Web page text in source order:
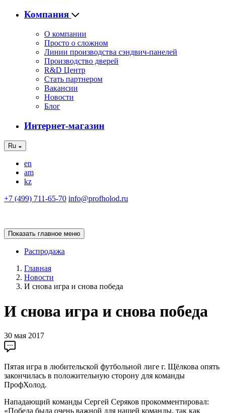
Компания
О компании
Просто о сложном
Линии производства сэндвич-панелей
Производство дверей
R&D Центр
Стать партнером
Вакансии
Новости
Блог
Интернет-магазин
Ru
en
am
kz
+7 (499) 711-65-70 info@profholod.ru
Показать главное меню
Распродажа
Главная
Новости
И снова игра и снова победа
И снова игра и снова победа
30 мая 2017
Пятая игра в любительской футбольной лиге г. Щёлкова опять
закончилась в положительную сторону для команды
ПрофХолод.
Нападающий команды Сергей Серяков прокомментировал:
«Победа была очень важной для нашей команды, так как